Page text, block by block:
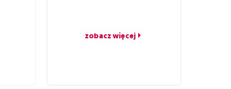
zobacz więcej